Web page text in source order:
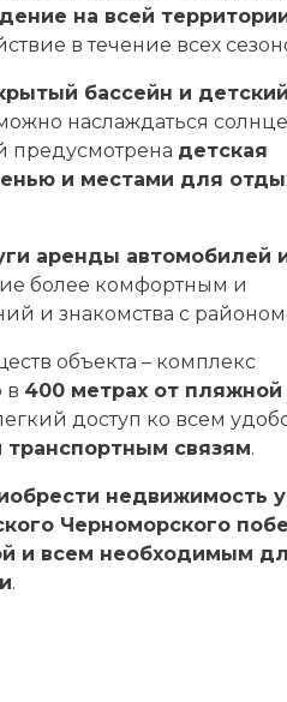
на всей
в течение всех
бассейн и детский
наслаждаться
предусмотрена детская
и местами для
аренды автомобилей
более комфортным и
и знакомства с районом.
объекта – комплекс
в 400 метрах от пляжной
доступ ко всем
транспортным связям.
недвижимость
Черноморского
и всем необходимым
.